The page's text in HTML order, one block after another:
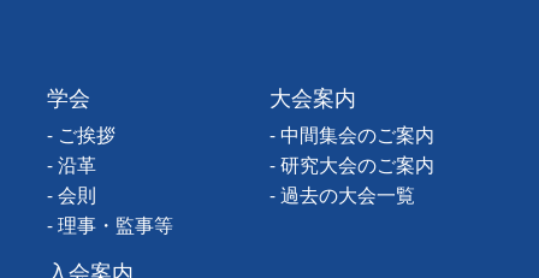
学会
- ご挨拶
- 沿革
- 会則
- 理事・監事等
入会案内
大会案内
- 中間集会のご案内
- 研究大会のご案内
- 過去の大会一覧